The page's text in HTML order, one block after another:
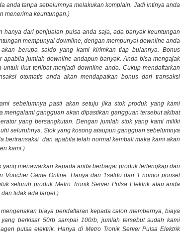
anda tanpa sebelumnya melakukan komplain. Jadi intinya anda
menerima keuntungan.)
hanya dari penjualan pulsa anda saja, ada banyak keuntungan
mempunyai downline, dengan mempunyai downline anda
berupa saldo yang kami kirimkan tiap bulannya. Bonus
jumlah downline andapun banyak. Anda bisa mengajak
ikut terlibat menjadi downline anda. Cukup mendaftarkan
otomatis anda akan mendapatkan bonus dari transaksi
sebelumnya pasti akan setuju jika stok produk yang kami
mengalami gangguan akan dipastikan gangguan tersebut akibat
yang bersangkutan. Dengan jumlah stok yang kami miliki
seluruhnya. Stok yang kosong ataupun gangguan sebelumnya
bertransaksi dan apabila telah normal kembali maka kami akan
kami.)
yang menawarkan kepada anda berbagai produk terlengkap dan
Voucher Game Online. Hanya dari 1saldo dan 1 nomor ponsel
seluruh produk Metro Tronik Server Pulsa Elektrik atau anda
tidak ada target.)
biaya pendaftaran kepada calon membernya, biaya
berkisar 50rb sampai 100rb, jumlah tersebut sudah kami
pulsa elektrik. Hanya di Metro Tronik Server Pulsa Elektrik